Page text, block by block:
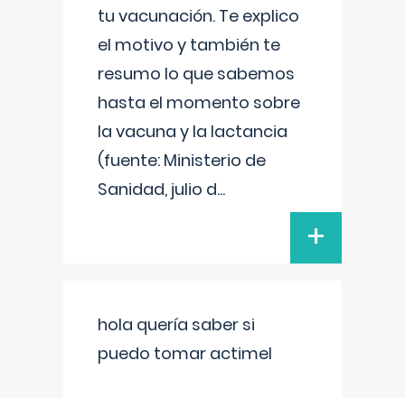
tu vacunación. Te explico
el motivo y también te
resumo lo que sabemos
hasta el momento sobre
la vacuna y la lactancia
(fuente: Ministerio de
Sanidad, julio d...
+
hola quería saber si
puedo tomar actimel